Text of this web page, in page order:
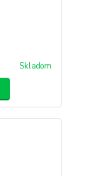
Skladom